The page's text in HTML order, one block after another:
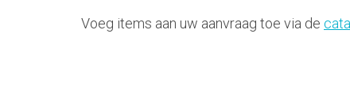
Voeg items aan uw aanvraag toe via de